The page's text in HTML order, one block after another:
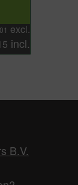
excl.
incl.
B.V.